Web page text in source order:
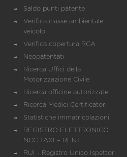
Saldo punti patente
Verifica classe ambientale
veicolo
Verifica copertura RCA
Neopatentati
Ricerca Uffici della
Motorizzazione Civile
Ricerca officine autorizzate
Ricerca Medici Certificatori
Statistiche immatricolazioni
REGISTRO ELETTRONICO
NCC TAXI – RENT
RUI - Registro Unico Ispettori